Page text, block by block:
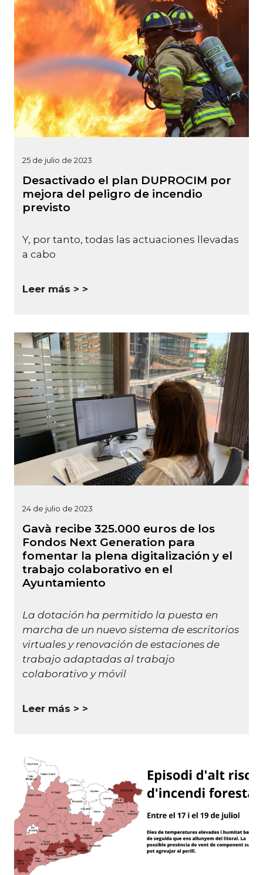
25 de julio de 2023
Desactivado el plan DUPROCIM por
mejora del peligro de incendio
previsto
Y, por tanto, todas las actuaciones llevadas
a cabo
Leer más >
24 de julio de 2023
Gavà recibe 325.000 euros de los
Fondos Next Generation para
fomentar la plena digitalización y el
trabajo colaborativo en el
Ayuntamiento
La dotación ha permitido la puesta en
marcha de un nuevo sistema de escritorios
virtuales y renovación de estaciones de
trabajo adaptadas al trabajo
colaborativo y móvil
Leer más >